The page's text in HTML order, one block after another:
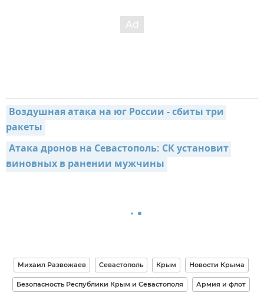
Воздушная атака на юг России - сбиты три
ракеты
Атака дронов на Севастополь: СК установит
виновных в ранении мужчины
Михаил Развожаев Севастополь Крым Новости Крыма
Безопасность Республики Крым и Севастополя Армия и флот